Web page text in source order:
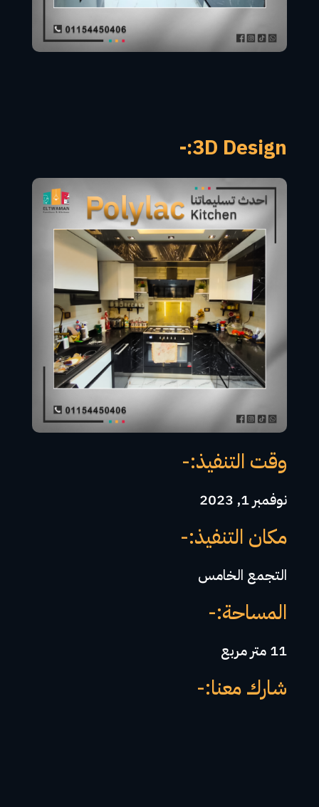
3D Design:-
وقت التنفيذ:-
نوفمبر 1, 2023
مكان التنفيذ:-
التجمع الخامس
المساحة:-
11 متر مربع
شارك معنا:-